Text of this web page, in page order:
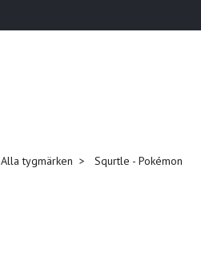
Alla tygmärken Squrtle - Pokémon